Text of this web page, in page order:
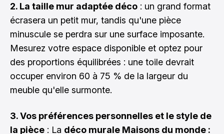
2. La taille mur adaptée déco : un grand format
écrasera un petit mur, tandis qu'une pièce
minuscule se perdra sur une surface imposante.
Mesurez votre espace disponible et optez pour
des proportions équilibrées : une toile devrait
occuper environ 60 à 75 % de la largeur du
meuble qu'elle surmonte.
3. Vos préférences personnelles et le style de
la pièce : La déco murale Maisons du monde :